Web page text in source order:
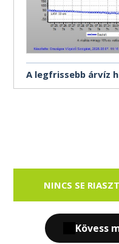
A legfrissebb árvíz
NINCS SE
Kövess